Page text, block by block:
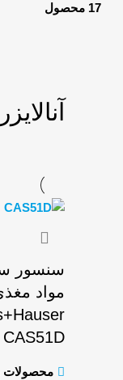
17 محصول
آنالایزر
سنسور
مواد
CAS51D
محصولات